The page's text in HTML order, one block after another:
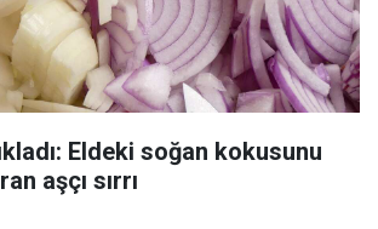
Eldeki soğan kokusunu
aşçı sırrı